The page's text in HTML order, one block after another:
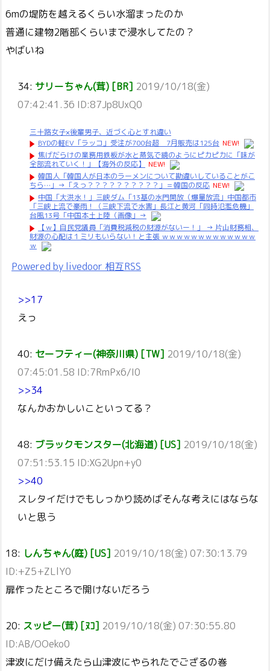
6mの堤防を越えるくらい水溜まったのか
普通に建物2階部くらいまで浸水してたの？
やばいね
34: サリーちゃん(茸) [BR] 2019/10/18(金)
07:42:41.36 ID:87Jp8UxQ0
三十路女子×後輩男子、近づく心とすれ違い
BYDの軽EV「ラッコ」受注が700台超 7月販売は125台 NEW!
焦げだらけの業務用鉄板が水と蒸気で鏡のようにピカピカに「味が
全部流れていく！」【海外の反応】
NEW!
韓国人「韓国人が日本のラーメンについて勘違いしていることがこ
ちら…」→「えっ？？？？？？？？？？」＝韓国の反応 NEW!
中国「大洪水！」三峡ダム「13基の水門開放（爆量放流」中国都市
「三峡上流で豪雨！（三峡下流で水害」長江と黄河「同時氾濫危機」
台風13号「中国本土上陸（画像」→
【ｗ】自民党議員「消費税減税の財源がないー！」 → 片山財務相、
財源の心配は１ミリもいらない！と主張 ｗｗｗｗｗｗｗｗｗｗｗｗｗ
ｗ
Powered by livedoor 相互RSS
>>17
えっ
40: セーフティー(神奈川県) [TW] 2019/10/18(金)
07:45:01.58 ID:7RmPx6/I0
>>34
なんかおかしいこといってる？
48: ブラックモンスター(北海道) [US] 2019/10/18(金)
07:51:53.15 ID:XG2Upn+y0
>>40
スレタイだけでもしっかり読めばそんな考えにはならな
いと思う
18: しんちゃん(庭) [US] 2019/10/18(金) 07:30:13.79
ID:+Z5+ZLlY0
扉作ったところで開けないだろう
20: スッピー(茸) [ﾇｺ] 2019/10/18(金) 07:30:55.80
ID:AB/OOeko0
津波にだけ備えたら山津波にやられたでござるの巻